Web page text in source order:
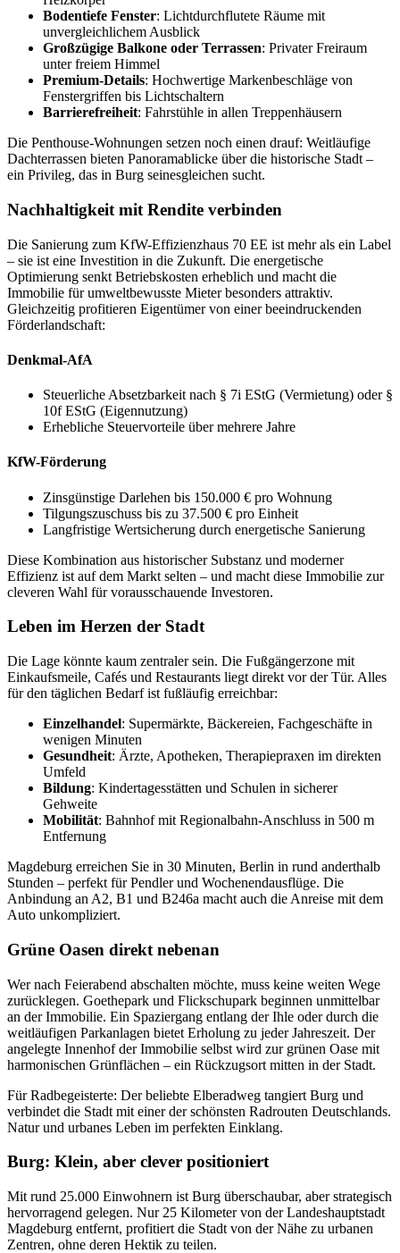
Bodentiefe Fenster: Lichtdurchflutete Räume mit
unvergleichlichem Ausblick
Großzügige Balkone oder Terrassen: Privater Freiraum
unter freiem Himmel
Premium-Details: Hochwertige Markenbeschläge von
Fenstergriffen bis Lichtschaltern
Barrierefreiheit: Fahrstühle in allen Treppenhäusern
Die Penthouse-Wohnungen setzen noch einen drauf: Weitläufige
Dachterrassen bieten Panoramablicke über die historische Stadt –
ein Privileg, das in Burg seinesgleichen sucht.
Nachhaltigkeit mit Rendite verbinden
Die Sanierung zum KfW-Effizienzhaus 70 EE ist mehr als ein Label
– sie ist eine Investition in die Zukunft. Die energetische
Optimierung senkt Betriebskosten erheblich und macht die
Immobilie für umweltbewusste Mieter besonders attraktiv.
Gleichzeitig profitieren Eigentümer von einer beeindruckenden
Förderlandschaft:
Denkmal-AfA
Steuerliche Absetzbarkeit nach § 7i EStG (Vermietung) oder §
10f EStG (Eigennutzung)
Erhebliche Steuervorteile über mehrere Jahre
KfW-Förderung
Zinsgünstige Darlehen bis 150.000 € pro Wohnung
Tilgungszuschuss bis zu 37.500 € pro Einheit
Langfristige Wertsicherung durch energetische Sanierung
Diese Kombination aus historischer Substanz und moderner
Effizienz ist auf dem Markt selten – und macht diese Immobilie zur
cleveren Wahl für vorausschauende Investoren.
Leben im Herzen der Stadt
Die Lage könnte kaum zentraler sein. Die Fußgängerzone mit
Einkaufsmeile, Cafés und Restaurants liegt direkt vor der Tür. Alles
für den täglichen Bedarf ist fußläufig erreichbar:
Einzelhandel: Supermärkte, Bäckereien, Fachgeschäfte in
wenigen Minuten
Gesundheit: Ärzte, Apotheken, Therapiepraxen im direkten
Umfeld
Bildung: Kindertagesstätten und Schulen in sicherer
Gehweite
Mobilität: Bahnhof mit Regionalbahn-Anschluss in 500 m
Entfernung
Magdeburg erreichen Sie in 30 Minuten, Berlin in rund anderthalb
Stunden – perfekt für Pendler und Wochenendausflüge. Die
Anbindung an A2, B1 und B246a macht auch die Anreise mit dem
Auto unkompliziert.
Grüne Oasen direkt nebenan
Wer nach Feierabend abschalten möchte, muss keine weiten Wege
zurücklegen. Goethepark und Flickschupark beginnen unmittelbar
an der Immobilie. Ein Spaziergang entlang der Ihle oder durch die
weitläufigen Parkanlagen bietet Erholung zu jeder Jahreszeit. Der
angelegte Innenhof der Immobilie selbst wird zur grünen Oase mit
harmonischen Grünflächen – ein Rückzugsort mitten in der Stadt.
Für Radbegeisterte: Der beliebte Elberadweg tangiert Burg und
verbindet die Stadt mit einer der schönsten Radrouten Deutschlands.
Natur und urbanes Leben im perfekten Einklang.
Burg: Klein, aber clever positioniert
Mit rund 25.000 Einwohnern ist Burg überschaubar, aber strategisch
hervorragend gelegen. Nur 25 Kilometer von der Landeshauptstadt
Magdeburg entfernt, profitiert die Stadt von der Nähe zu urbanen
Zentren, ohne deren Hektik zu teilen.